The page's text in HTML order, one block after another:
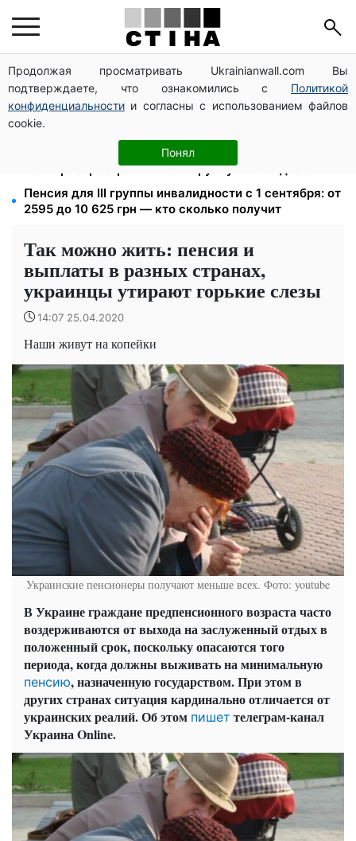
Продолжая просматривать Ukrainianwall.com Вы
подтверждаете, что ознакомились с Политикой
конфиденциальности и согласны с использованием файлов
cookie.
Понял
Зарплата 30 000 грн — пенсия 11 500 грн: ПФУ
объяснил формулу расчета выплат в 2026 году
Яйца от 19,90 грн за десяток: АТБ, Сильпо, Varus и
Ашан переписали ценники в августе
120 000 грн на авто: компенсацию для ветеранов
хотят распространить на III группу инвалидности
Пенсия для III группы инвалидности с 1 сентября: от
2595 до 10 625 грн — кто сколько получит
Так можно жить: пенсия и
выплаты в разных странах,
украинцы утирают горькие слезы
14:07 25.04.2020
Наши живут на копейки
Украинские пенсионеры получают меньше всех. Фото: youtube
В Украине граждане предпенсионного возраста часто
воздерживаются от выхода на заслуженный отдых в
положенный срок, поскольку опасаются того
периода, когда должны выживать на минимальную
пенсию, назначенную государством. При этом в
других странах ситуация кардинально отличается от
украинских реалий. Об этом пишет телеграм-канал
Украина Online.